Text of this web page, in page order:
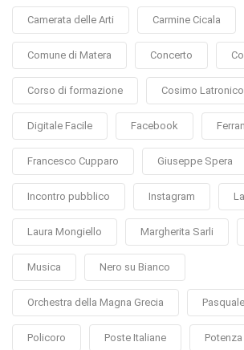
Camerata delle Arti Carmine Cicala
Comune di Matera Concerto
Corso di formazione Cosimo Latronico
Digitale Facile Facebook
Francesco Cupparo Giuseppe Spera
Incontro pubblico Instagram
Laura Mongiello Margherita Sarli
Musica Nero su Bianco
Orchestra della Magna Grecia
Policoro Poste Italiane Potenza